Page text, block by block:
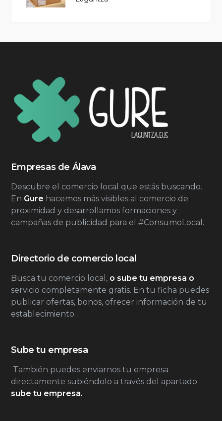
Empresas de Álava
Descubre el comercio local que estás buscando.
En Gure hacemos más visibles al comercio de
proximidad y desarrollamos formaciones y
campañas de publicidad para el #ConsumoLocal.
Directorio de comercio local
Busca tu comercio local, o sube tu empresa o
servicio completamente gratis. En tu ficha puedes
publicar ofertas, bonos, ofrecer información de tu
establecimiento…
Sube tu empresa
También puedes enviarnos tu empresa
directamente subiéndolo a través del apartado
sube tu empresa.